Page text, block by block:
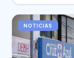
NOTICIAS